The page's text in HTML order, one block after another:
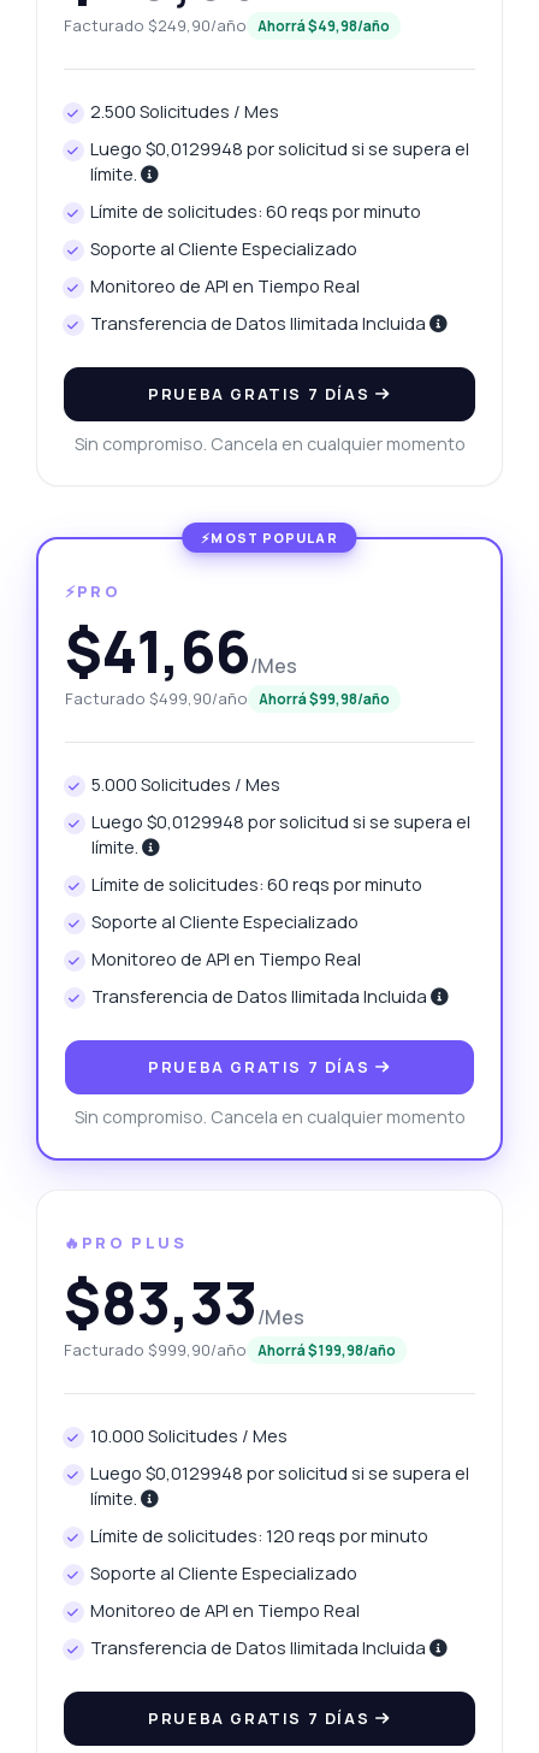
Facturado $249,90/año Ahorrá $49,98/año
2.500 Solicitudes / Mes
Luego $0,0129948 por solicitud si se supera el
límite.
Límite de solicitudes: 60 reqs por minuto
Soporte al Cliente Especializado
Monitoreo de API en Tiempo Real
Transferencia de Datos Ilimitada Incluida
PRUEBA GRATIS 7 DÍAS
Sin compromiso. Cancela en cualquier momento
⚡PRO
$41,66/Mes
Facturado $499,90/año Ahorrá $99,98/año
5.000 Solicitudes / Mes
Luego $0,0129948 por solicitud si se supera el
límite.
Límite de solicitudes: 60 reqs por minuto
Soporte al Cliente Especializado
Monitoreo de API en Tiempo Real
Transferencia de Datos Ilimitada Incluida
PRUEBA GRATIS 7 DÍAS
Sin compromiso. Cancela en cualquier momento
🔥PRO PLUS
$83,33/Mes
Facturado $999,90/año Ahorrá $199,98/año
10.000 Solicitudes / Mes
Luego $0,0129948 por solicitud si se supera el
límite.
Límite de solicitudes: 120 reqs por minuto
Soporte al Cliente Especializado
Monitoreo de API en Tiempo Real
Transferencia de Datos Ilimitada Incluida
PRUEBA GRATIS 7 DÍAS